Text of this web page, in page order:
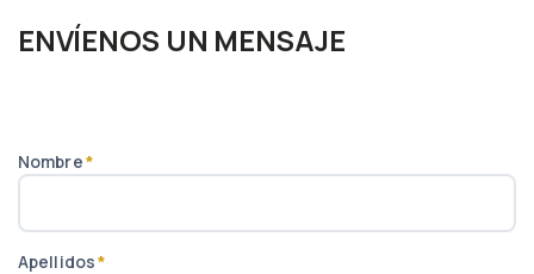
ENVÍENOS UN MENSAJE
Nombre*
Apellidos*